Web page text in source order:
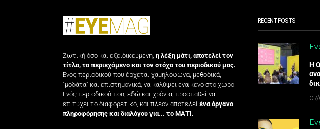
Ζωτική όσο και εξειδικευμένη, η λέξη μάτι, αποτελεί τον
τίτλο, το περιεχόμενο και τον στόχο του περιοδικού μας.
Ενός περιοδικού που έρχεται χαμηλόφωνα, μεθοδικά,
"μοδάτα" και επιστημονικά, να καλύψει ένα κενό στο χώρο.
Ενός περιοδικού που, εδώ και χρόνια, προσπαθεί να
επιτύχει το διαφορετικό, και πλέον αποτελεί ένα όργανο
πληροφόρησης και διαλόγου για... το ΜΑΤΙ.
RECENT POSTS
Η